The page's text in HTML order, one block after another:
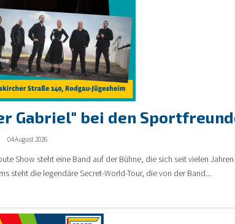
Gabriel" bei den
04 August 2026
Show steht eine Band auf der Bühne, die sich seit vielen
steht die legendäre Secret-World-Tour, die von der Band...